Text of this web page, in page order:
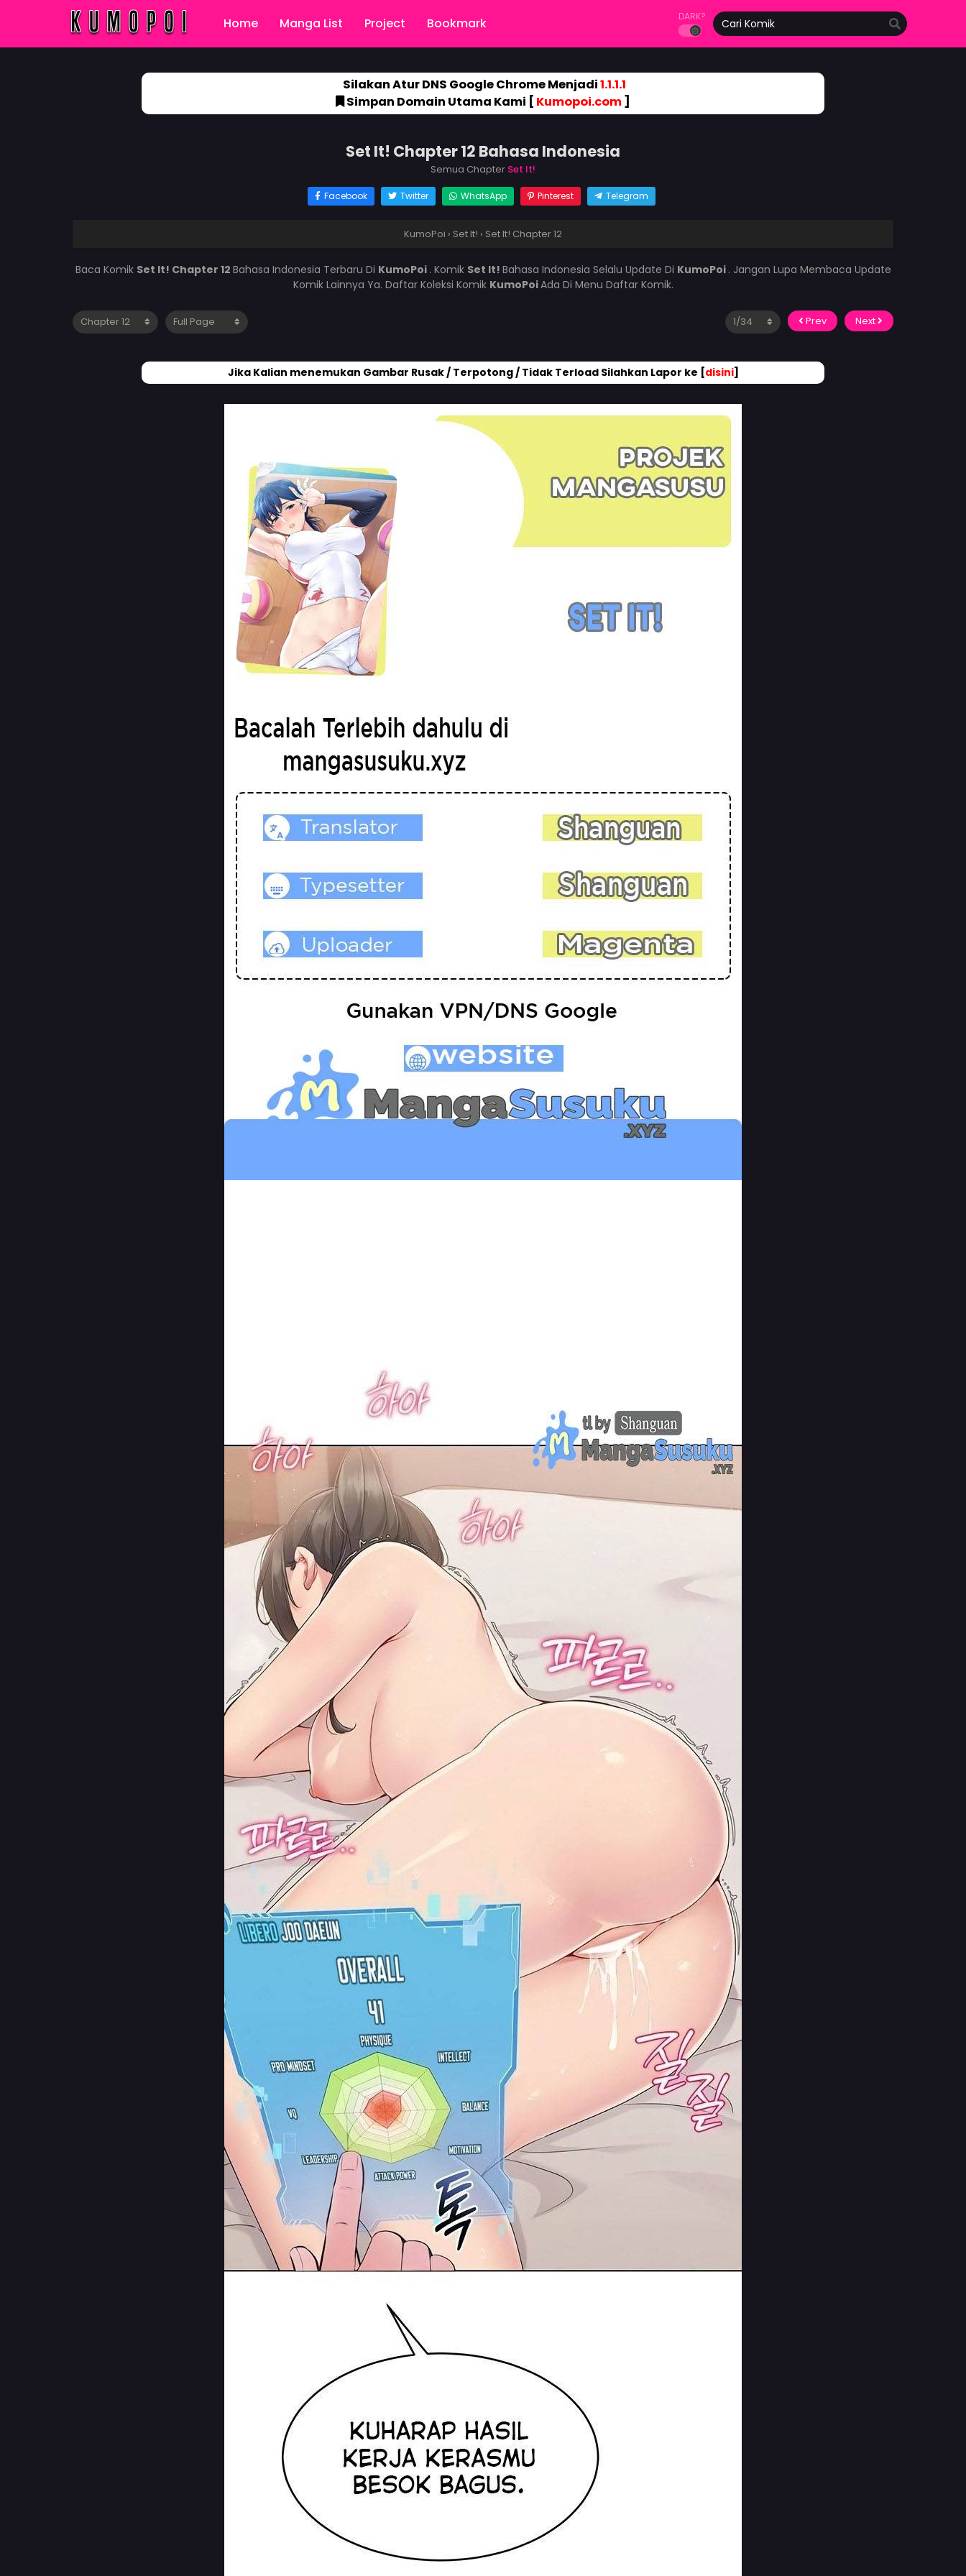
Home Manga List Project Bookmark DARK?
Silakan Atur DNS Google Chrome Menjadi1.1.1.1
Simpan Domain Utama Kami [ Kumopoi.com]
Set It! Chapter 12 Bahasa Indonesia
Semua Chapter Set It!
Facebook Twitter WhatsApp Pinterest Telegram
KumoPoi › Set It! › Set It! Chapter 12
Baca Komik Set It! Chapter 12 Bahasa Indonesia Terbaru Di KumoPoi . Komik Set It! Bahasa Indonesia Selalu Update Di KumoPoi . Jangan Lupa Membaca Update
Komik Lainnya Ya. Daftar Koleksi Komik KumoPoiAda Di Menu Daftar Komik.
Prev Next
Jika Kalian menemukan Gambar Rusak / Terpotong / Tidak Terload Silahkan Lapor ke [disini]